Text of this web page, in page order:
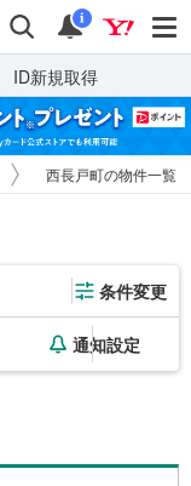
検索 通知
i
ID新規取得
西長戸町の物件一覧
条件変更
通知設定